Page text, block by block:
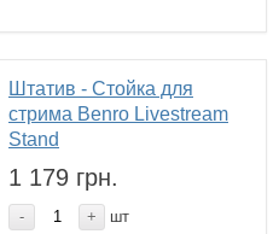
Штатив - Стойка для
стрима Benro Livestream
Stand
1 179 грн.
- + шт